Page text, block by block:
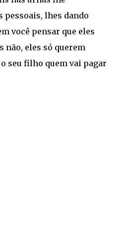
pessoais, lhes dando
você pensar que eles
não, eles só querem
seu filho quem vai pagar